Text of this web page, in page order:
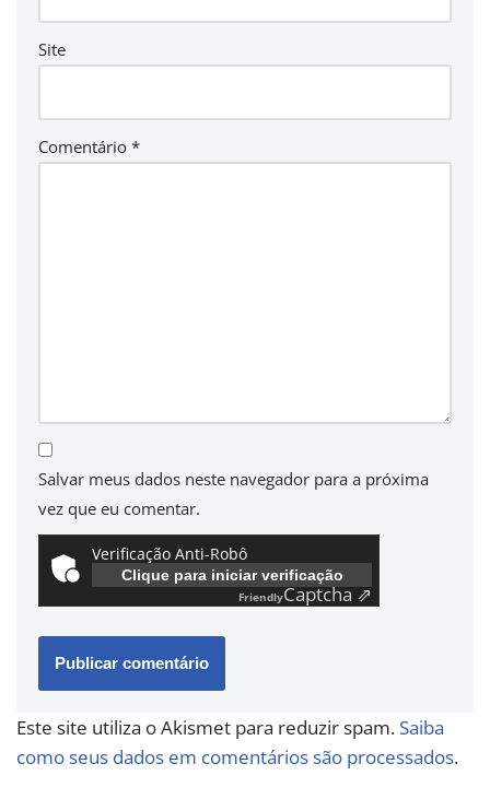
Site
Comentário *
Salvar meus dados neste navegador para a próxima
vez que eu comentar.
Verificação Anti-Robô
Clique para iniciar verificação
FriendlyCaptcha ⇗
Este site utiliza o Akismet para reduzir spam. Saiba
como seus dados em comentários são processados.